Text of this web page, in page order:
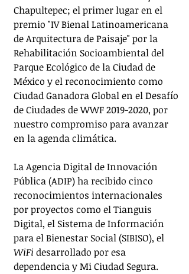
Chapultepec; el primer lugar en el
premio "IV Bienal Latinoamericana
de Arquitectura de Paisaje" por la
Rehabilitación Socioambiental del
Parque Ecológico de la Ciudad de
México y el reconocimiento como
Ciudad Ganadora Global en el Desafío
de Ciudades de WWF 2019-2020, por
nuestro compromiso para avanzar
en la agenda climática.
La Agencia Digital de Innovación
Pública (ADIP) ha recibido cinco
reconocimientos internacionales
por proyectos como el Tianguis
Digital, el Sistema de Información
para el Bienestar Social (SIBISO), el
WiFi desarrollado por esa
dependencia y Mi Ciudad Segura.